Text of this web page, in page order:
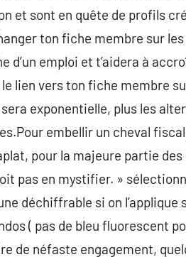
et sont en quête de profils
ton fiche membre sur
d’un emploi et t’aidera à
lien vers ton fiche membre
exponentielle, plus les
embellir un cheval
pour la majeure partie des
pas en mystifier. »
déchiffrable si on l’applique
( pas de bleu fluorescent
de néfaste engagement,